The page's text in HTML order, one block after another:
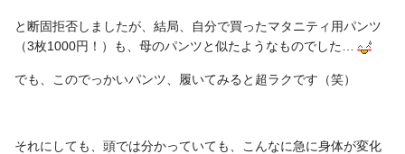
と断固拒否しましたが、結局、自分で買ったマタニティ用パンツ
（3枚1000円！）も、母のパンツと似たようなものでした…
でも、このでっかいパンツ、履いてみると超ラクです（笑）
それにしても、頭では分かっていても、こんなに急に身体が変化